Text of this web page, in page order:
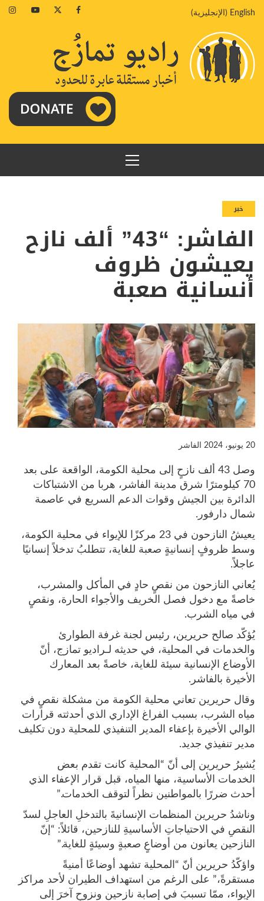
إلىEnglish
( الإنجليزية)
Facebook
Twitter
Youtube
القائمة
الرئيسية
خبر
الفاشر: “43” ألف نازح
يعيشون ظروف
أنسانية صعبة
20 يونيو، 2024 الفاشر
وصل 43 ألف نازحٍ إلى محلية الكومة، الواقعة على بعد
70 كيلومترًا شرق مدينة الفاشر، هربا من الاشتباكات
الدائرة بين الجيش وقوات الدعم السريع في عاصمة
شمال دارفور.
يعيشُ النازحون في 23 مركزًا للإيواء في محلية الكومة،
وسط ظروفٍ إنسانيةٍ صعبة للغاية، تتطلبُ تدخلاً إنسانيًا
عاجلاً.
يُعاني النازحون من نقصٍ حادٍ في المأكل والمشرب،
خاصةً مع دخول فصل الخريف والأجواء الحارة، ونقصٍ
في مياه الشرب.
يُؤكّد صالح حريرين، رئيس لجنة غرفة الطوارئ
والخدمات في المحلية، في حديثه لـراديو تمازج، أنّ
الأوضاع الإنسانية سيئة للغاية، خاصةً بعد المعارك
الأخيرة بالفاشر.
وقال حريرين تعاني محلية الكومة من مشكلة نقصٍ في
مياه الشرب، بسبب الفراغ الإداري الذي أحدثته قرارات
الوالي الأخيرة بإعفاء المدير التنفيذي للمحلية دون تكليف
مدير تنفيذي جديد.
يُشيرُ حريرين إلى أنّ “المحلية كانت تقدم بعض
الخدمات الأساسية، منها المياه، قبل قرار الإعفاء الذي
أحدث ضررًا بالمواطنين نظراً لتوقف الخدمات.”
وناشدُ حريرين المنظمات الإنسانيةَ بالتدخلِ العاجلِ لسدّ
النقصِ في الاحتياجاتِ الأساسيةِ للنازحين، قائلاً: “إنّ
النازحين يعانون من أوضاعٍ صعبةٍ وسيئةٍ للغاية.”
واؤكّدُ حريرين أنّ “المحلية تشهد أوضاعًا أمنيةً
مستقرةً،” على الرغم من استهداف الطيران لأحد مراكز
الإيواء، ممّا تسببَ في إصابة نازحين ونزوحٍ آخرَ إلى